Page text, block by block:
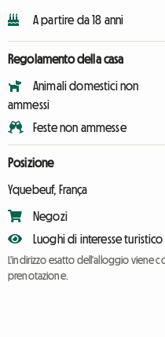
A partire da 18 anni
Regolamento della casa
Animali domestici non
ammessi
Feste non ammesse
Posizione
Yquebeuf, França
Negozi
Luoghi di interesse turistico
L'indirizzo esatto dell'alloggio viene
prenotazione.